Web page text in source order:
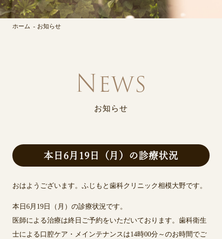
ホーム お知らせ
お知らせ
本日6月19日（月）の診療状況
おはようございます。ふじもと歯科クリニック相模大野です。
本日6月19日（月）の診療状況です。
医師による治療は終日ご予約をいただいております。歯科衛生
士による口腔ケア・メインテナンスは14時00分～のお時間でご